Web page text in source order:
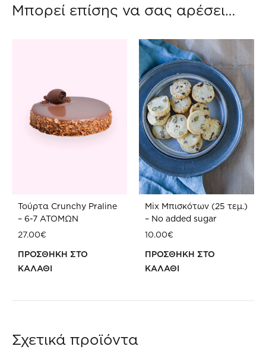
Μπορεί επίσης να σας αρέσει…
Τούρτα Crunchy Praline
– 6-7 ATOMΩΝ
27.00€
ΠΡΟΣΘΗΚΗ ΣΤΟ
ΚΑΛΑΘΙ
Mix Μπισκότων (25 τεμ.)
– No added sugar
10.00€
ΠΡΟΣΘΗΚΗ ΣΤΟ
ΚΑΛΑΘΙ
Σχετικά προϊόντα